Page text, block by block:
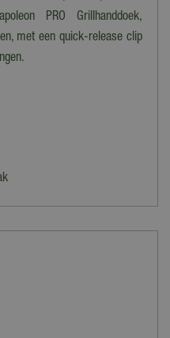
PRO Grillhanddoek,
met een quick-release clip